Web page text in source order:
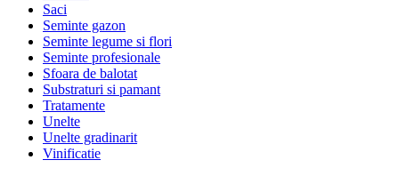
Saci
Seminte gazon
Seminte legume si flori
Seminte profesionale
Sfoara de balotat
Substraturi si pamant
Tratamente
Unelte
Unelte gradinarit
Vinificatie